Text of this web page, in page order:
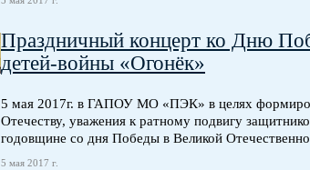
Праздничный концерт ко Дню
детей-войны «Огонёк»
5 мая 2017г. в ГАПОУ МО «ПЭК» в целях
Отечеству, уважения к ратному подвигу
годовщине со дня Победы в Великой
5 мая 2017 г.